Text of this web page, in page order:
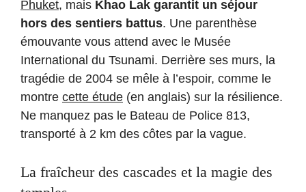
Phuket, mais Khao Lak garantit un séjour
hors des sentiers battus. Une parenthèse
émouvante vous attend avec le Musée
International du Tsunami. Derrière ses murs, la
tragédie de 2004 se mêle à l’espoir, comme le
montre cette étude (en anglais) sur la résilience.
Ne manquez pas le Bateau de Police 813,
transporté à 2 km des côtes par la vague.
La fraîcheur des cascades et la magie des